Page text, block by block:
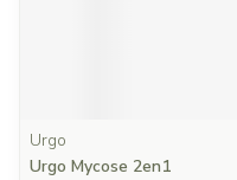
Urgo
Urgo Mycose 2en1